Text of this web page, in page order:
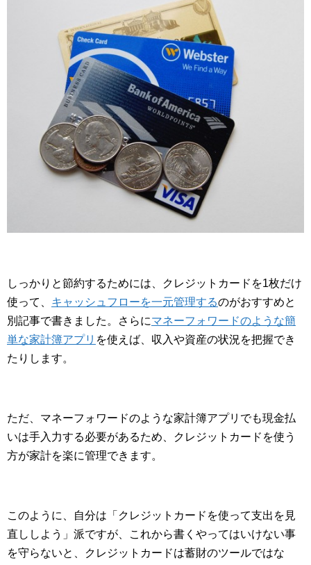
しっかりと節約するためには、クレジットカードを1枚だけ
使って、 キャッシュフローを一元管理するのがおすすめと
別記事で書きました。さらにマネーフォワードのような簡
単な家計簿アプリ を使えば、収入や資産の状況を把握でき
たりします。
ただ、マネーフォワードのような家計簿アプリでも現金払
いは手入力する必要があるため、クレジットカードを使う
方が家計を楽に管理できます。
このように、自分は「クレジットカードを使って支出を見
直ししよう」派ですが、これから書くやってはいけない事
を守らないと、クレジットカードは蓄財のツールではな